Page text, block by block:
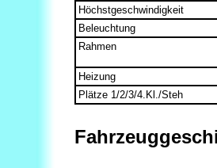
Höchstgeschwindigkeit
Beleuchtung
Rahmen
Heizung
Plätze 1/2/3/4.Kl./Steh